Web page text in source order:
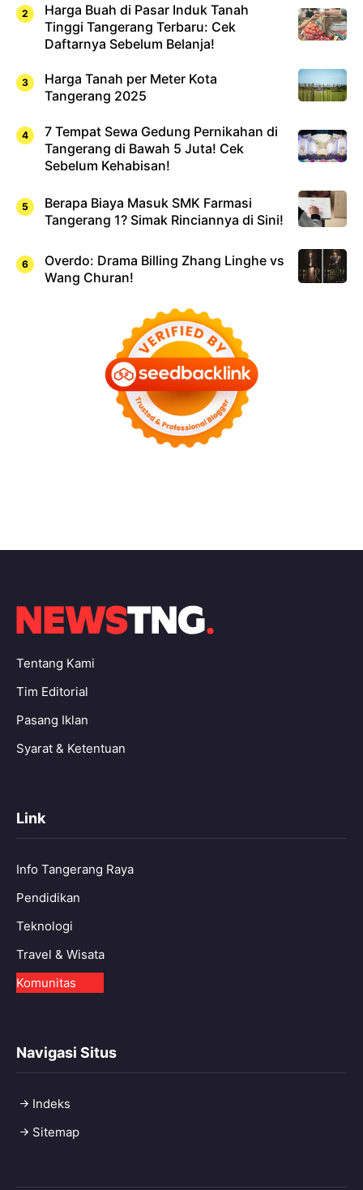
Harga Buah di Pasar Induk Tanah
Tinggi Tangerang Terbaru: Cek
Daftarnya Sebelum Belanja!
Harga Tanah per Meter Kota
Tangerang 2025
7 Tempat Sewa Gedung Pernikahan di
Tangerang di Bawah 5 Juta! Cek
Sebelum Kehabisan!
Berapa Biaya Masuk SMK Farmasi
Tangerang 1? Simak Rinciannya di Sini!
Overdo: Drama Billing Zhang Linghe vs
Wang Churan!
Tentang Kami
Tim Editorial
Pasang Iklan
Syarat & Ketentuan
Link
Info Tangerang Raya
Pendidikan
Teknologi
Travel & Wisata
Komunitas
Navigasi Situs
Indeks
Sitemap